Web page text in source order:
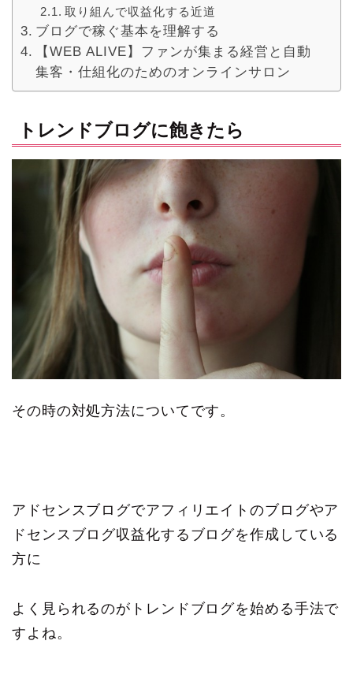
取り組んで収益化する近道
ブログで稼ぐ基本を理解する
【WEB ALIVE】ファンが集まる経営と自動
集客・仕組化のためのオンラインサロン
トレンドブログに飽きたら
その時の対処方法についてです。
アドセンスブログでアフィリエイトのブログやア
ドセンスブログ収益化するブログを作成している
方に
よく見られるのがトレンドブログを始める手法で
すよね。